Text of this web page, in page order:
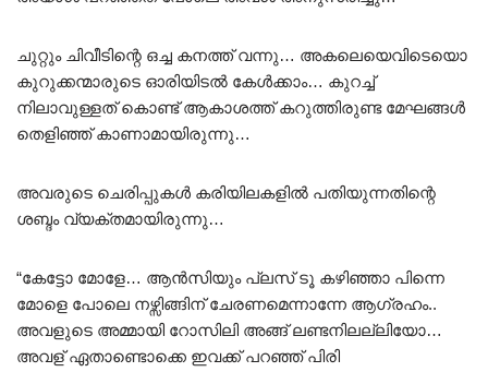
ചുറ്റും ചിവീടിന്റെ ഒച്ച കനത്ത് വന്നു… അകലെയെവിടെയൊ
കുറുക്കന്മാരുടെ ഓരിയിടൽ കേൾക്കാം… കുറച്ച്
നിലാവുള്ളത് കൊണ്ട് ആകാശത്ത് കറുത്തിരുണ്ട മേഘങ്ങൾ
തെളിഞ്ഞ് കാണാമായിരുന്നു…
അവരുടെ ചെരിപ്പുകൾ കരിയിലകളിൽ പതിയുന്നതിന്റെ
ശബ്ദം വ്യക്തമായിരുന്നു…
“കേട്ടോ മോളേ… ആൻസിയും പ്ലസ് ടൂ കഴിഞ്ഞാ പിന്നെ
മോളെ പോലെ നഴ്സിങ്ങിന് ചേരണമെന്നാന്നേ ആഗ്രഹം..
അവളുടെ അമ്മായി റോസിലി അങ്ങ് ലണ്ടനിലല്ലിയോ…
അവള് ഏതാണ്ടൊക്കെ ഇവക്ക് പറഞ്ഞ് പിരി